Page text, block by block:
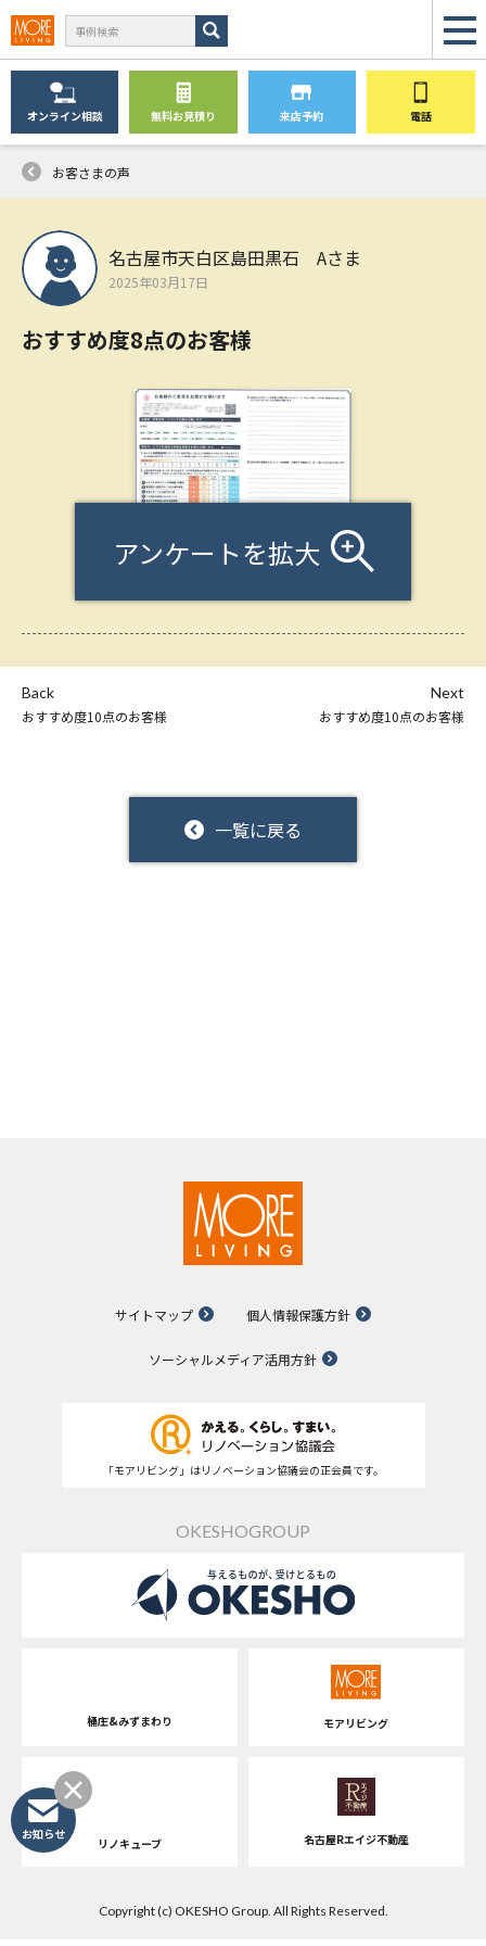
オンライン相談 無料お見積り 来店予約 電話
お客さまの声
名古屋市天白区島田黒石 Aさま
2025年03月17日
おすすめ度8点のお客様
アンケートを拡大
Back
おすすめ度10点のお客様
一覧に戻る
Next
おすすめ度10点のお客様
サイトマップ 個人情報保護方針
ソーシャルメディア活用方針
「モアリビング」はリノベーション協議会の正会員です。
OKESHOGROUP
桶庄&みずまわり モアリビング
リノキューブ 名古屋Rエイジ不動産
Copyright (c) OKESHO Group. All Rights Reserved.
お知らせ